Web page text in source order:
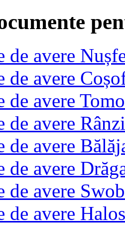
de avere
de avere
de avere
de avere
de avere
de avere
de avere
de avere